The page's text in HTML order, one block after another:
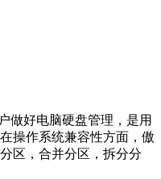
做好电脑硬盘管理，是用
操作系统兼容性方面，傲
区，合并分区，拆分分